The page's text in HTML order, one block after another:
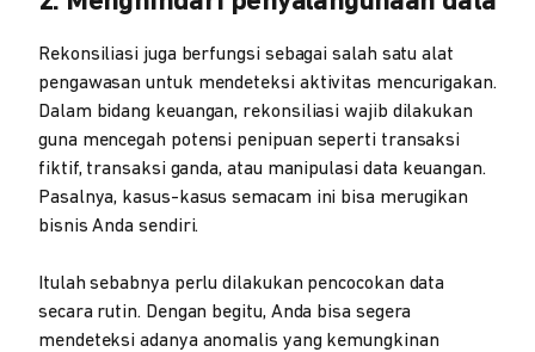
Rekonsiliasi juga berfungsi sebagai salah satu alat
pengawasan untuk mendeteksi aktivitas mencurigakan.
Dalam bidang keuangan, rekonsiliasi wajib dilakukan
guna mencegah potensi penipuan seperti transaksi
fiktif, transaksi ganda, atau manipulasi data keuangan.
Pasalnya, kasus-kasus semacam ini bisa merugikan
bisnis Anda sendiri.
Itulah sebabnya perlu dilakukan pencocokan data
secara rutin. Dengan begitu, Anda bisa segera
mendeteksi adanya anomalis yang kemungkinan